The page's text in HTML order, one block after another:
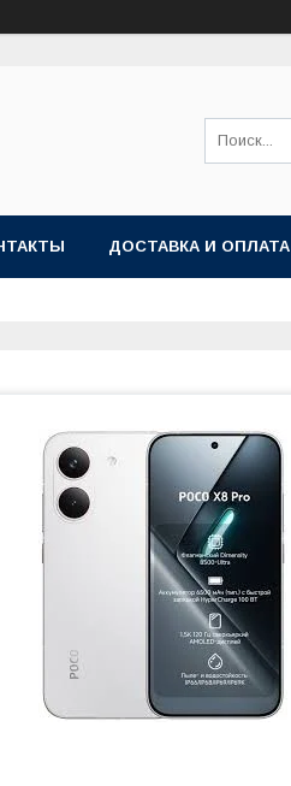
ДОСТАВКА И ОПЛАТА